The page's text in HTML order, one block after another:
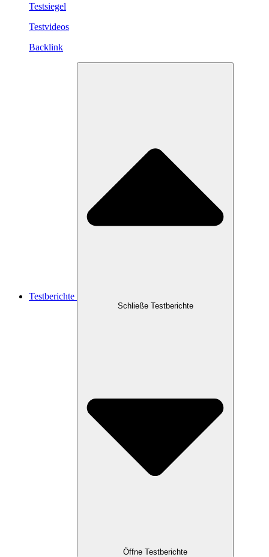
Testsiegel
Testvideos
Backlink
Testberichte
Schließe Testberichte
Öffne Testberichte